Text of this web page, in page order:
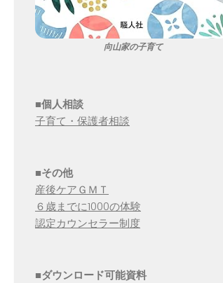
向山家の子育て
■個人相談
子育て・保護者相談
■その他
産後ケアＧＭＴ
６歳までに1000の体験
認定カウンセラー制度
■ダウンロード可能資料